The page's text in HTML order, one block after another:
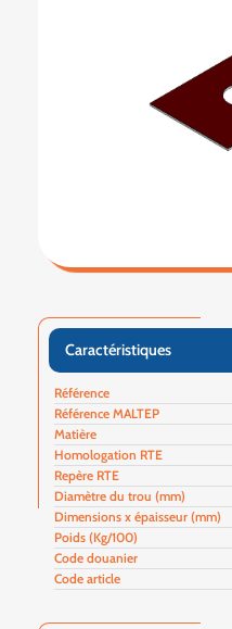
Caractéristiques
Référence
Référence MALTEP
Matière
Homologation RTE
Repère RTE
Diamètre du trou (mm)
Dimensions x épaisseur (mm)
Poids (Kg/100)
Code douanier
Code article